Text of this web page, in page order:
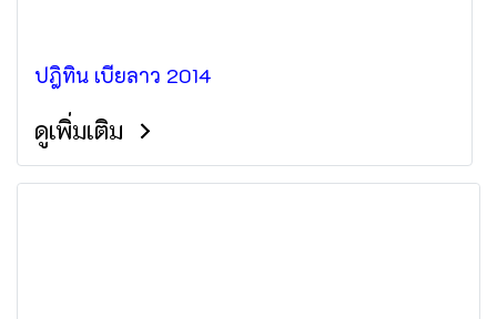
ปฎิทิน เบียลาว 2014
ดูเพิ่มเติม